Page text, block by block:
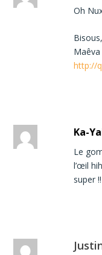
Oh
Bisous,
http://
Ka-
Le
l’œil
super !!